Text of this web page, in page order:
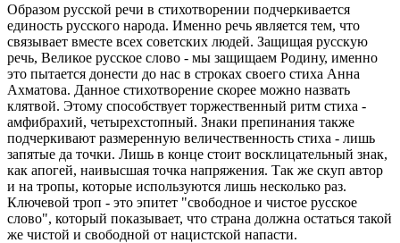
Образом русской речи в стихотворении подчеркивается
единость русского народа. Именно речь является тем, что
связывает вместе всех советских людей. Защищая русскую
речь, Великое русское слово - мы защищаем Родину, именно
это пытается донести до нас в строках своего стиха Анна
Ахматова. Данное стихотворение скорее можно назвать
клятвой. Этому способствует торжественный ритм стиха -
амфибрахий, четырехстопный. Знаки препинания также
подчеркивают размеренную величественность стиха - лишь
запятые да точки. Лишь в конце стоит восклицательный знак,
как апогей, наивысшая точка напряжения. Так же скуп автор
и на тропы, которые используются лишь несколько раз.
Ключевой троп - это эпитет "свободное и чистое русское
слово", который показывает, что страна должна остаться такой
же чистой и свободной от нацистской напасти.